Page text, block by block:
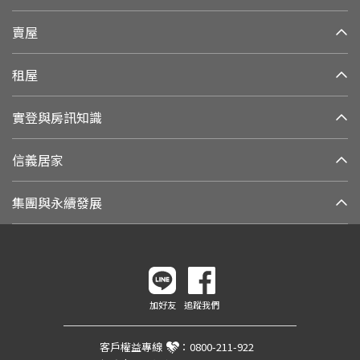
賣屋
租屋
實登與房訊知識
信義居家
集團與永續發展
加好友 追蹤我們
客戶權益專線 ： 0800-211-922